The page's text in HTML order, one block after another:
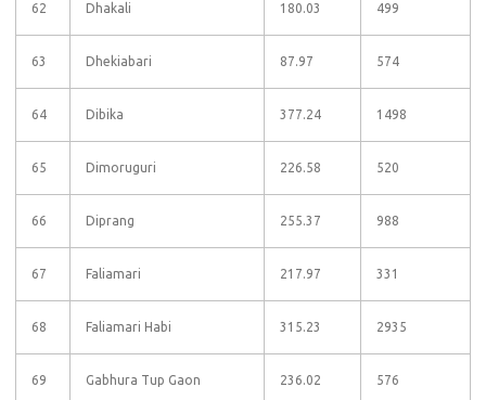
62 Dhakali 180.03 499
63 Dhekiabari 87.97 574
64 Dibika 377.24 1498
65 Dimoruguri 226.58 520
66 Diprang 255.37 988
67 Faliamari 217.97 331
68 Faliamari Habi 315.23 2935
69 Gabhura Tup Gaon 236.02 576